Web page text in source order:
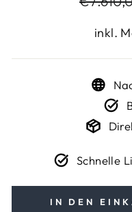
inkl.
Schnelle
IN DEN